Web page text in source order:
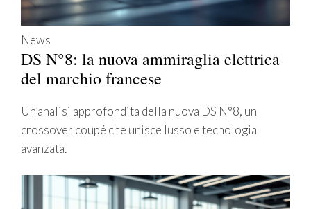
News
DS N°8: la nuova ammiraglia elettrica
del marchio francese
Un’analisi approfondita della nuova DS N°8, un
crossover coupé che unisce lusso e tecnologia
avanzata.